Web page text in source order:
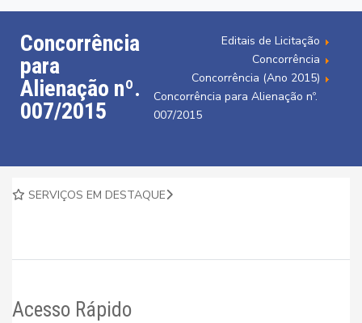
Concorrência
para
Alienação nº.
007/2015
Editais de Licitação
Concorrência
Concorrência (Ano 2015)
Concorrência para Alienação nº.
007/2015
SERVIÇOS EM DESTAQUE
Acesso Rápido